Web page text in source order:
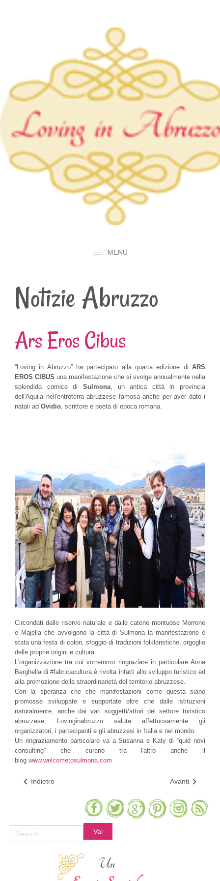
MENU
Notizie Abruzzo
Ars Eros Cibus
“Loving in Abruzzo” ha partecipato alla quarta edizione di ARS
EROS CIBUS una manifestazione che si svolge annualmente nella
splendida cornice di Sulmona, un antica città in provincia
dell'Aquila nell'entroterra abruzzese famosa anche per aver dato i
natali ad Ovidio, scrittore e poeta di epoca romana.
Circondati dalle riserve naturale e dalle catene montuose Morrone
e Majella che avvolgono la città di Sulmona la manifestazione è
stata una festa di colori, sfoggio di tradizioni folkloristiche, orgoglio
delle proprie origini e cultura.
L'organizzazione tra cui vorremmo ringraziare in particolare Anna
Berghella di #fabricacultura è rivolta infatti allo sviluppo turistico ed
alla promozione della straordinarietà del territorio abruzzese.
Con la speranza che che manifestazioni come questa siano
promosse sviluppate e supportate oltre che dalle istituzioni
naturalmente, anche dai vari soggetti/attori del settore turistico
abruzzese, Lovinginabruzzo saluta affettuosamente gli
organizzatori, i partecipanti e gli abruzzesi in Italia e nel mondo.
Un ringraziamento particolare va a Susanna e Katy di “quid novi
consulting” che curano tra l'altro anche il
blog www.welcometosulmona.com
Indietro Avanti